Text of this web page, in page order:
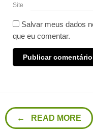
Site
Salvar meus dados
que eu comentar.
← READ MORE